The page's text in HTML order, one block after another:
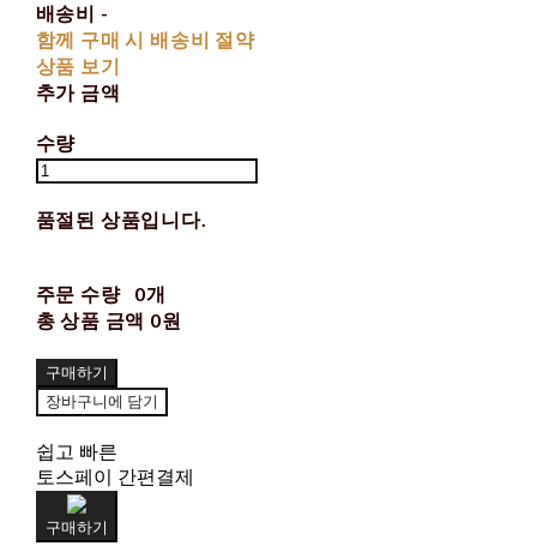
배송비 -
함께 구매 시 배송비 절약
상품 보기
추가 금액
수량
품절된 상품입니다.
주문 수량
0개
총 상품 금액 0원
구매하기
장바구니에 담기
쉽고 빠른
토스페이 간편결제
구매하기